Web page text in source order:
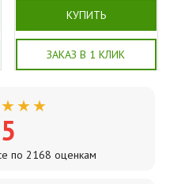
КУПИТЬ
ЗАКАЗ В 1 КЛИК
5
по 2168 оценкам